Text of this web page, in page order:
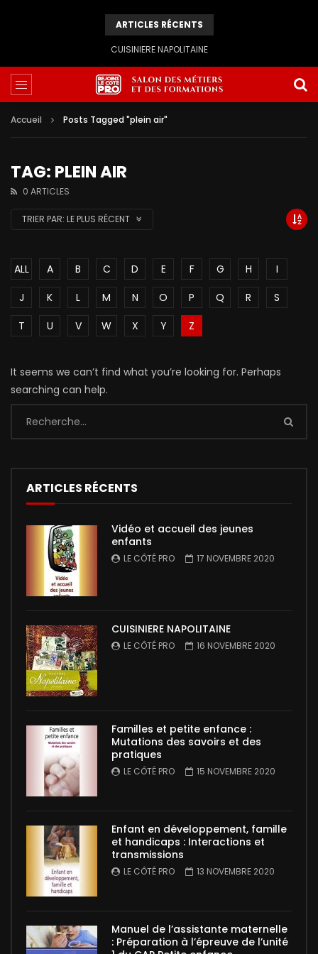
ARTICLES RÉCENTS
CUISINIERE NAPOLITAINE
Accueil Posts Tagged "plein air"
TAG: PLEIN AIR
0 ARTICLES
TRIER PAR: LE PLUS RÉCENT
ALL A B C D E F G H
I
J
K L M N O P Q R
S
T
U V W X Y Z
It seems we can’t find what you’re looking for. Perhaps
searching can help.
ARTICLES RÉCENTS
Vidéo et accueil des jeunes
enfants
LE CÔTÉ PRO 17 NOVEMBRE 2020
CUISINIERE NAPOLITAINE
LE CÔTÉ PRO 16 NOVEMBRE 2020
Familles et petite enfance :
Mutations des savoirs et des
pratiques
LE CÔTÉ PRO 15 NOVEMBRE 2020
Enfant en développement, famille
et handicaps : Interactions et
transmissions
LE CÔTÉ PRO 13 NOVEMBRE 2020
Manuel de l’assistante maternelle
: Préparation à l’épreuve de l’unité